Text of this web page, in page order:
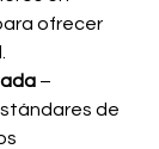
ofrecer
–
de